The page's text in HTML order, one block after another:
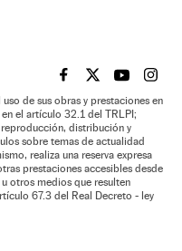
EL PAÍS BRASIL EN
EL PAÍSEL PAÍS
EL
de sus obras y prestaciones en
el artículo 32.1 del TRLPI;
reproducción, distribución y
sobre temas de actualidad
realiza una reserva expresa
prestaciones accesibles desde
otros medios que resulten
67.3 del Real Decreto - ley